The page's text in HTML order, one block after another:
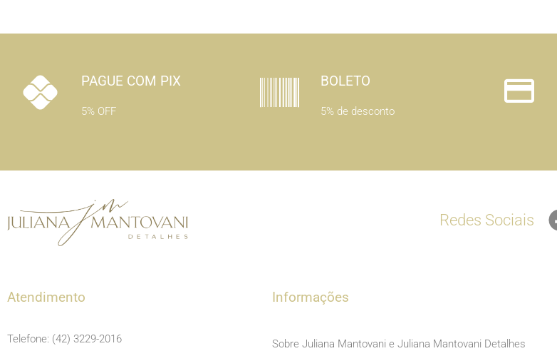
PAGUE COM PIX
5% OFF
BOLETO
5% de desconto
Redes Sociais
Atendimento
Telefone: (42) 3229-2016
Informações
Sobre Juliana Mantovani e Juliana Mantovani Detalhes